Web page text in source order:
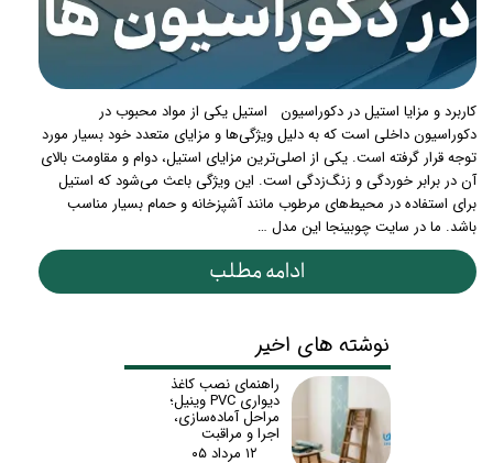
کاربرد و مزایا استیل در دکوراسیون استیل یکی از مواد محبوب در
دکوراسیون داخلی است که به دلیل ویژگی‌ها و مزایای متعدد خود بسیار مورد
توجه قرار گرفته است. یکی از اصلی‌ترین مزایای استیل، دوام و مقاومت بالای
آن در برابر خوردگی و زنگ‌زدگی است. این ویژگی باعث می‌شود که استیل
برای استفاده در محیط‌های مرطوب مانند آشپزخانه و حمام بسیار مناسب
باشد. ما در سایت چوبینجا این مدل …
ادامه مطلب
نوشته های اخیر
راهنمای نصب کاغذ
دیواری PVC وینیل؛
مراحل آماده‌سازی،
اجرا و مراقبت
۱۲ مرداد ۰۵